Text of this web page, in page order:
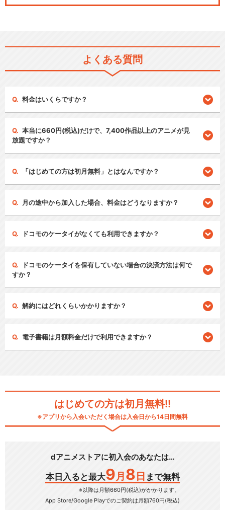
よくある質問
料金はいくらですか？
本当に660円(税込)だけで、7,400作品以上のアニメが見
放題ですか？
「はじめての方は初月無料」とはなんですか？
月の途中から加入した場合、料金はどうなりますか？
ドコモのケータイがなくても利用できますか？
ドコモのケータイを保有していない場合の決済方法は何で
すか？
解約にはどれくらいかかりますか？
電子書籍は月額料金だけで利用できますか？
はじめての方は初月無料!!
※アプリから入会いただく場合は入会日から14日間無料
dアニメストアに初入会のあなたは…
本日入ると最大9 月 8 日 まで無料
※以降は月額660円(税込)がかかります。
App Store/Google Playでのご契約は月額760円(税込)